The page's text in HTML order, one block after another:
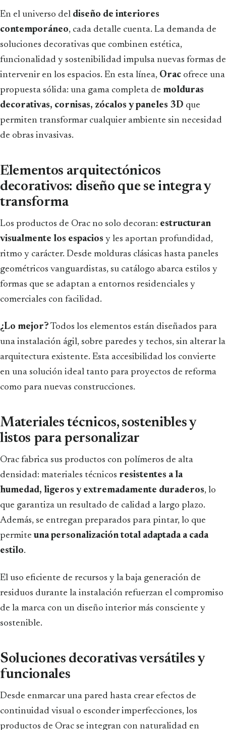
En el universo del diseño de interiores
contemporáneo, cada detalle cuenta. La demanda de
soluciones decorativas que combinen estética,
funcionalidad y sostenibilidad impulsa nuevas formas de
intervenir en los espacios. En esta línea, Orac ofrece una
propuesta sólida: una gama completa de molduras
decorativas, cornisas, zócalos y paneles 3D que
permiten transformar cualquier ambiente sin necesidad
de obras invasivas.
Elementos arquitectónicos
decorativos: diseño que se integra y
transforma
Los productos de Orac no solo decoran: estructuran
visualmente los espacios y les aportan profundidad,
ritmo y carácter. Desde molduras clásicas hasta paneles
geométricos vanguardistas, su catálogo abarca estilos y
formas que se adaptan a entornos residenciales y
comerciales con facilidad.
¿Lo mejor? Todos los elementos están diseñados para
una instalación ágil, sobre paredes y techos, sin alterar la
arquitectura existente. Esta accesibilidad los convierte
en una solución ideal tanto para proyectos de reforma
como para nuevas construcciones.
Materiales técnicos, sostenibles y
listos para personalizar
Orac fabrica sus productos con polímeros de alta
densidad: materiales técnicos resistentes a la
humedad, ligeros y extremadamente duraderos, lo
que garantiza un resultado de calidad a largo plazo.
Además, se entregan preparados para pintar, lo que
permiteuna personalización total adaptada a cada
estilo.
El uso eficiente de recursos y la baja generación de
residuos durante la instalación refuerzan el compromiso
de la marca con un diseño interior más consciente y
sostenible.
Soluciones decorativas versátiles y
funcionales
Desde enmarcar una pared hasta crear efectos de
continuidad visual o esconder imperfecciones, los
productos de Orac se integran con naturalidad en